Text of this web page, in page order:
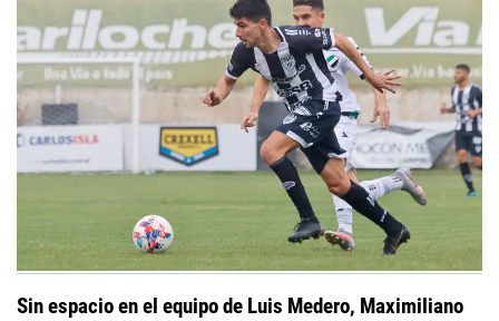
Sin espacio en el equipo de Luis Medero, Maximiliano